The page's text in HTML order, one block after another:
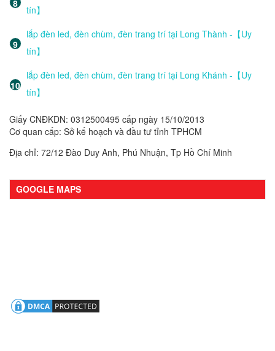
tín】
lắp đèn led, đèn chùm, đèn trang trí tại Long Thành -【Uy
tín】
lắp đèn led, đèn chùm, đèn trang trí tại Long Khánh -【Uy
tín】
Giấy CNĐKDN: 0312500495 cấp ngày 15/10/2013
Cơ quan cấp: Sở kế hoạch và đầu tư tỉnh TPHCM
Địa chỉ: 72/12 Đào Duy Anh, Phú Nhuận, Tp Hồ Chí Minh
GOOGLE MAPS